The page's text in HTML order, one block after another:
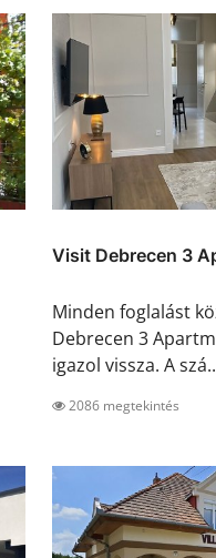
Visit Debrecen 3
Minden foglalást
Debrecen 3
igazol vissza. A
2086 megtekintés